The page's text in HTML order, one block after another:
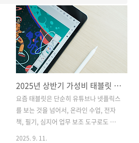
2025년 상반기 가성비 태블릿 추천 TOP 5｜영상 시청, 필기, 전자책까지 OK!
요즘 태블릿은 단순히 유튜브나 넷플릭스
를 보는 것을 넘어서, 온라인 수업, 전자
책, 필기, 심지어 업무 보조 도구로도 활용
2025. 9. 11.